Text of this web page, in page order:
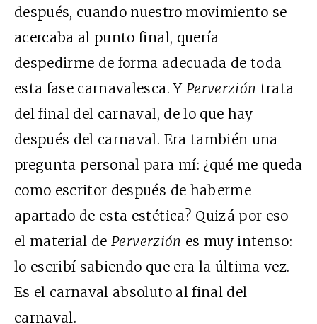
después, cuando nuestro movimiento se
acercaba al punto final, quería
despedirme de forma adecuada de toda
esta fase carnavalesca. Y Perverzión trata
del final del carnaval, de lo que hay
después del carnaval. Era también una
pregunta personal para mí: ¿qué me queda
como escritor después de haberme
apartado de esta estética? Quizá por eso
el material de Perverzión es muy intenso:
lo escribí sabiendo que era la última vez.
Es el carnaval absoluto al final del
carnaval.